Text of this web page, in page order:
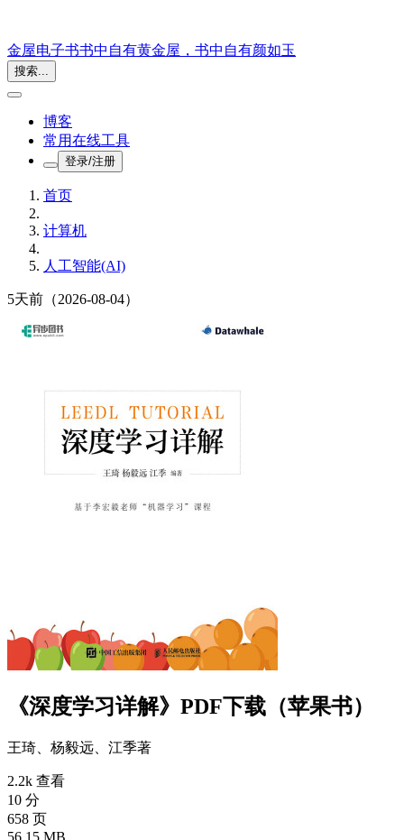
金屋电子书书中自有黄金屋，书中自有颜如玉
搜索...
博客
常用在线工具
登录/注册
首页
计算机
人工智能(AI)
5天前 （2026-08-04）
《深度学习详解》PDF下载（苹果书）
王琦、杨毅远、江季著
2.2k 查看
10 分
658 页
56.15 MB